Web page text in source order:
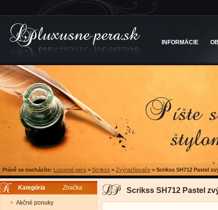
INFORMÁCIE
Právě se nacházíte: Luxusné perá > Scrikss > Zvýrazňovače > Scrikss SH712 Pastel
Kategória Značka
Akčné ponuky
Scrikss SH712 Pastel